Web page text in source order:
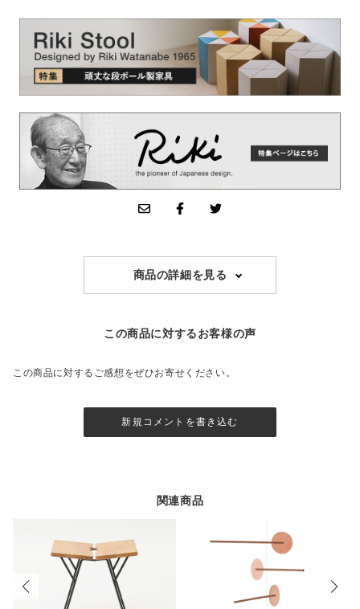
商品の詳細を見る
この商品に対するお客様の声
この商品に対するご感想をぜひお寄せください。
新規コメントを書き込む
関連商品